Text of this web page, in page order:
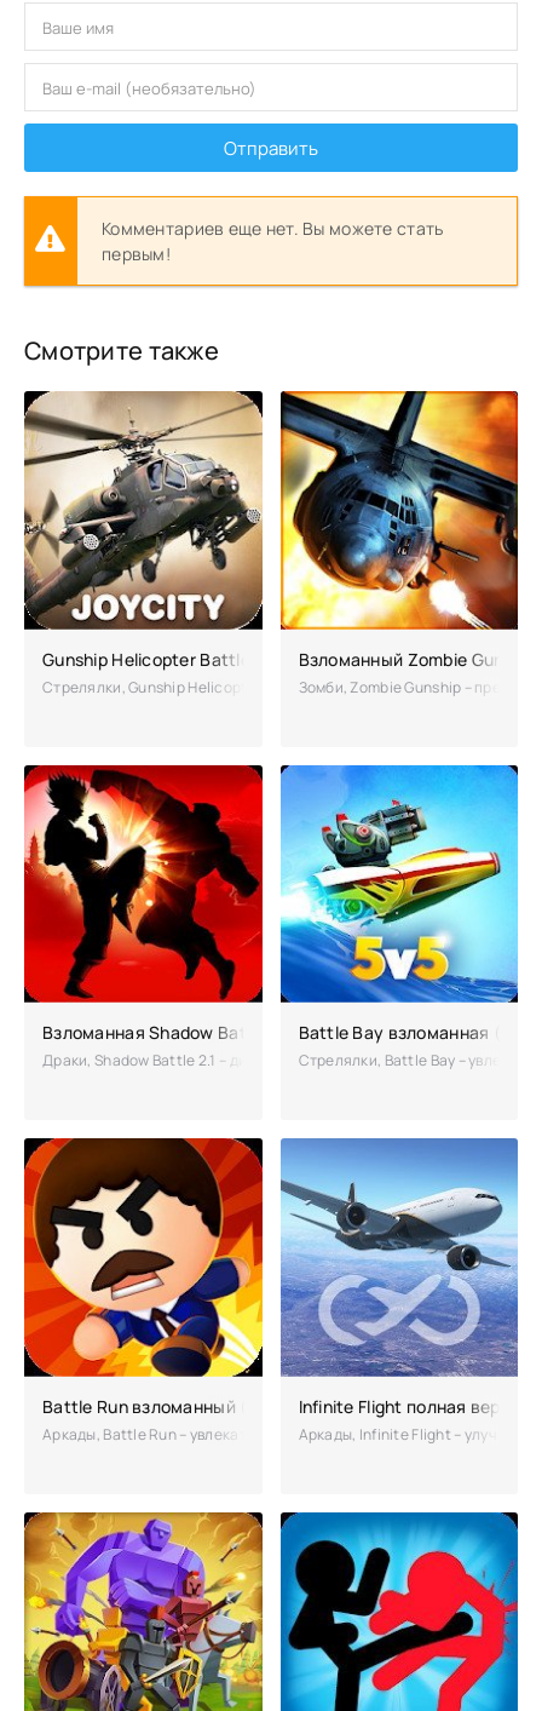
Отправить
Комментариев еще нет. Вы можете стать
первым!
Смотрите также
Gunship Helicopter Battle 3D взломанный (много денег)
Стрелялки, Gunship Helicopter Battle 3D – увлекательный
Взломанный Zombie
Зомби, Zombie Gunship –
Взломанная Shadow Battle 2.1 (Мод много денег)
Драки, Shadow Battle 2.1 – динамичный файтинг с уникальной
Battle Bay взломанная
Стрелялки, Battle Bay –
Battle Run взломанный (Мод бесконечные деньги)
Аркады, Battle Run – увлекательное состязание по бегу, которое вы
Infinite Flight полная версия
Аркады, Infinite Flight –